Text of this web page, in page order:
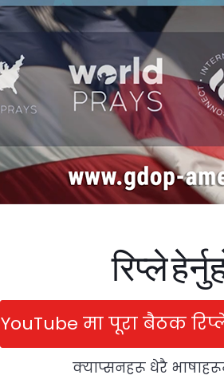
रिप्ले
YouTube मा पूरा बैठक
क्याप्सनहरू धेरै